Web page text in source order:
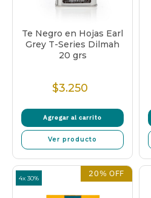
Te Negro en Hojas Earl
Grey T-Series Dilmah
20 grs
Precio
$3.250
Agregar al carrito
Ver producto
4x 30% 20% OFF